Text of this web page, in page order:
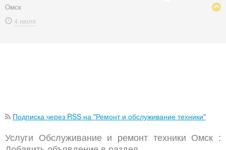
Омск
4 июля
Подписка через RSS на "Ремонт и обслуживание техники"
Услуги Обслуживание и ремонт техники Омск :